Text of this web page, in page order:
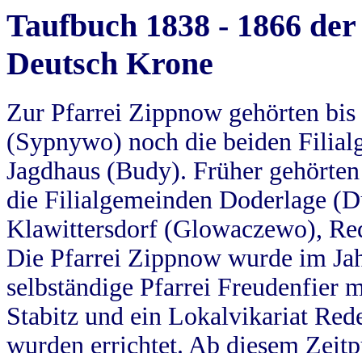
Taufbuch 1838 - 1866
Deutsch Krone
Zur Pfarrei Zippnow gehörten
(Sypnywo) noch die beiden
Jagdhaus (Budy). Früher
die Filialgemeinden Doderlage
Klawittersdorf (Glowaczewo),
Die Pfarrei Zippnow wurde im
selbständige Pfarrei Freudenfier
Stabitz und ein Lokalvikariat
wurden errichtet. Ab diesem